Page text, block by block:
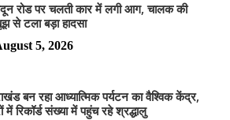
रोड पर चलती कार में लगी आग, चालक की
से टला बड़ा हादसा
5, 2026
बन रहा आध्यात्मिक पर्यटन का वैश्विक केंद्र,
में रिकॉर्ड संख्या में पहुंच रहे श्रद्धालु